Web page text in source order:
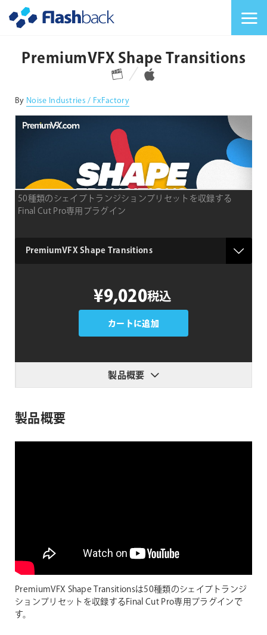
PremiumVFX Shape Transitions
対応プラットフォーム 対応OS
By Noise Industries / FxFactory
50種類のシェイプトランジションプリセットを収録する
Final Cut Pro専用プラグイン
type
¥9,020税込
カートに追加
製品概要
製品概要
PremiumVFX Shape Transitionsは50種類のシェイプトランジ
ションプリセットを収録するFinal Cut Pro専用プラグインで
す。